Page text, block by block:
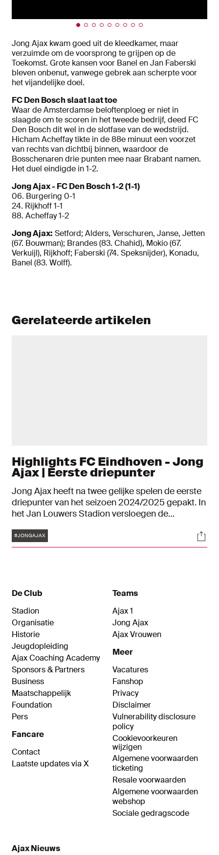
Jong Ajax kwam goed uit de kleedkamer, maar
verzuimde om de voorsprong te grijpen op de
Toekomst. Grote kansen voor Banel en Jan Faberski
bleven onbenut, vanwege gebrek aan scherpte voor
het vijandelijke doel.
FC Den Bosch slaat laat toe
Waar de Amsterdamse beloftenploeg er niet in
slaagde om te scoren in het tweede bedrijf, deed FC
Den Bosch dit wel in de slotfase van de wedstrijd.
Hicham Acheffay tikte in de 88e minuut een voorzet
van rechts van dichtbij binnen, waardoor de
Bosschenaren drie punten mee naar Brabant namen.
Het duel eindigde in 1-2.
Jong Ajax - FC Den Bosch 1-2 (1-1)
06. Burgering 0-1
24. Rijkhoff 1-1
88. Acheffay 1-2
Jong Ajax: Setford; Alders, Verschuren, Janse, Jetten
(67. Bouwman); Brandes (83. Chahid), Mokio (67.
Verkuijl), Rijkhoff; Faberski (74. Speksnijder), Konadu,
Banel (83. Wolff).
Gerelateerde artikelen
Highlights FC Eindhoven - Jong
Ajax | Eerste driepunter
Jong Ajax heeft na twee gelijke spelen de eerste
driepunter van het seizoen 2024/2025 gepakt. In
het Jan Louwers Stadion versloegen de
met 0-3, dankzij treffers van Julian Rijkhoff (2) en
Jan Faberski.
Tags
#JONGAJAX
De Club
Stadion
Organisatie
Historie
Jeugdopleiding
Ajax Coaching Academy
Sponsors & Partners
Business
Maatschappelijk
Foundation
Pers
Fancare
Contact
Laatste updates via X
Teams
Ajax 1
Jong Ajax
Ajax Vrouwen
Meer
Vacatures
Fanshop
Privacy
Disclaimer
Vulnerability disclosure
policy
Cookievoorkeuren
wijzigen
Algemene voorwaarden
ticketing
Resale voorwaarden
Algemene voorwaarden
webshop
Sociale gedragscode
Ajax Nieuws